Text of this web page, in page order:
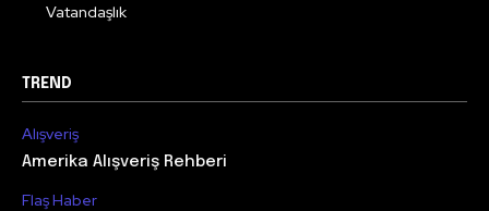
Vatandaşlık
TREND
Alışveriş
Amerika Alışveriş Rehberi
Flaş Haber